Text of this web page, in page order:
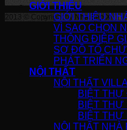
2013 © Copyright by Nha Bep Xinh!
GIỚI THIỆU
GIỚI THIỆU
VÌ SAO CHỌN
THÔNG ĐIỆP
SƠ ĐỒ TỔ
PHÁT TRIỂN
NỘI THẤT
NỘI THẤT VILLA
BIỆT
BIỆT THỰ
BIỆT THỰ
NỘI THẤT NHÀ